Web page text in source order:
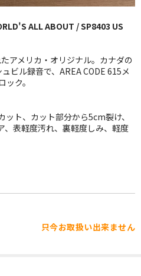
ALL ABOUT / SP8403 US
アメリカ・オリジナル。カナダの
ビル録音で、AREA CODE 615メ
ク。
ト、カット部分から5cm裂け、
表軽度汚れ、裏軽度しみ、軽度
只今お取扱い出来ません